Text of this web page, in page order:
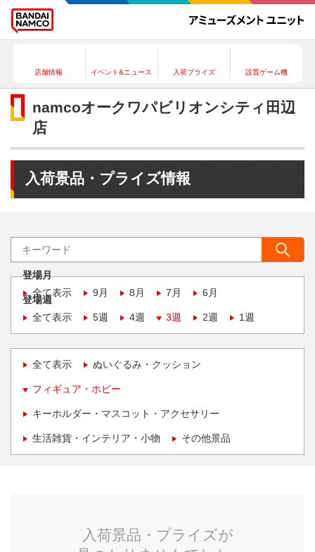
店舗情報 イベント&ニュース 入荷プライズ 設置ゲーム機
namcoオークワパビリオンシティ田辺
店
入荷景品・プライズ情報
登場月
全て表示
9月 8月 7月 6月
登場週
全て表示
5週 4週 3週 2週 1週
全て表示 ぬいぐるみ・クッション
フィギュア・ホビー
キーホルダー・マスコット・アクセサリー
生活雑貨・インテリア・小物 その他景品